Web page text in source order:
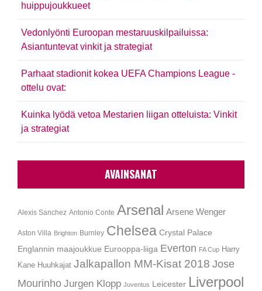
huippujoukkueet
Vedonlyönti Euroopan mestaruuskilpailuissa:
Asiantuntevat vinkit ja strategiat
Parhaat stadionit kokea UEFA Champions League -
ottelu ovat:
Kuinka lyödä vetoa Mestarien liigan otteluista: Vinkit
ja strategiat
AVAINSANAT
Alexis Sanchez Antonio Conte Arsenal Arsene Wenger
Aston Villa Brighton Burnley Chelsea Crystal Palace
Englannin maajoukkue Eurooppa-liiga Everton FA Cup Harry
Kane Huuhkajat Jalkapallon MM-Kisat 2018 Jose
Mourinho Jurgen Klopp Juventus Leicester Liverpool